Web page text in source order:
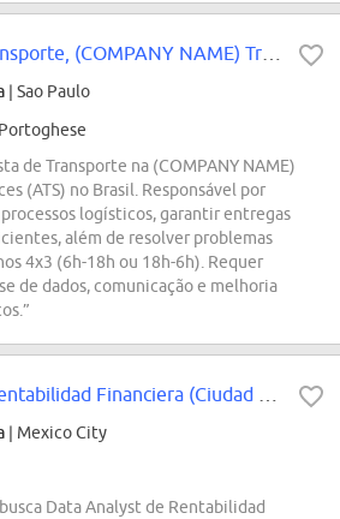
| Sao Paulo
de Transporte na (COMPANY NAME)
(ATS) no Brasil. Responsável por
logísticos, garantir entregas
além de resolver problemas
4x3 (6h-18h ou 18h-6h). Requer
de dados, comunicação e melhoria
| Mexico City
Data Analyst de Rentabilidad